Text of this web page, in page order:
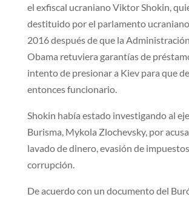
el exfiscal ucraniano Viktor Shokin,
destituido por el parlamento
2016 después de que la
Obama retuviera garantías de
intento de presionar a Kiev para que
entonces funcionario.
Shokin había estado investigando al
Burisma, Mykola Zlochevsky, por
lavado de dinero, evasión de
corrupción.
De acuerdo con un documento del